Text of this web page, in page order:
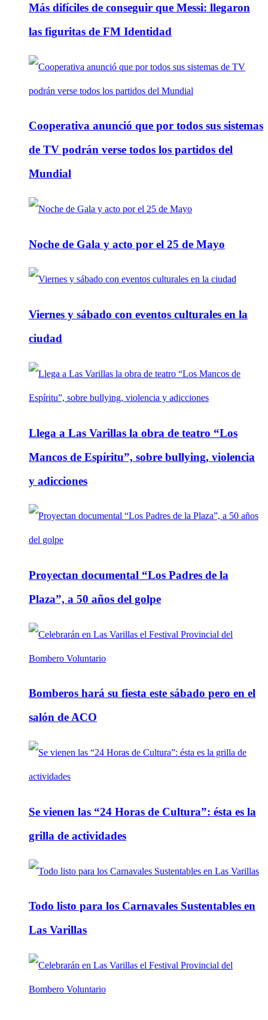
Más difíciles de conseguir que Messi: llegaron
las figuritas de FM Identidad
Cooperativa anunció que por todos sus sistemas
de TV podrán verse todos los partidos del
Mundial
Noche de Gala y acto por el 25 de Mayo
Viernes y sábado con eventos culturales en la
ciudad
Llega a Las Varillas la obra de teatro “Los
Mancos de Espíritu”, sobre bullying, violencia
y adicciones
Proyectan documental “Los Padres de la
Plaza”, a 50 años del golpe
Bomberos hará su fiesta este sábado pero en el
salón de ACO
Se vienen las “24 Horas de Cultura”: ésta es la
grilla de actividades
Todo listo para los Carnavales Sustentables en
Las Varillas